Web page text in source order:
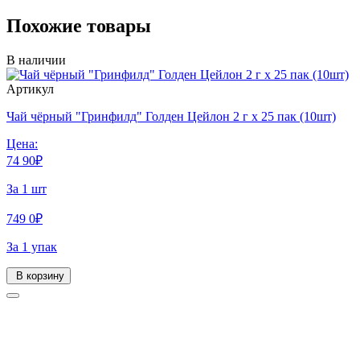
Похожие товары
В наличии
Артикул
Чай чёрный "Гринфилд" Голден Цейлон 2 г х 25 пак (10шт)
Цена:
74 90₽
За 1 шт
749 0₽
За 1 упак
В корзину